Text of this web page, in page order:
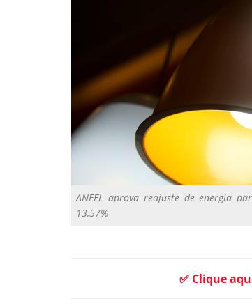
ANEEL aprova reajuste de energia
13,57%
✅ Clique